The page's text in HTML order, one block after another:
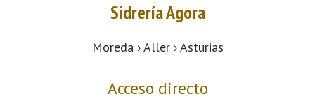
Sidrería Agora
Moreda › Aller › Asturias
Acceso directo